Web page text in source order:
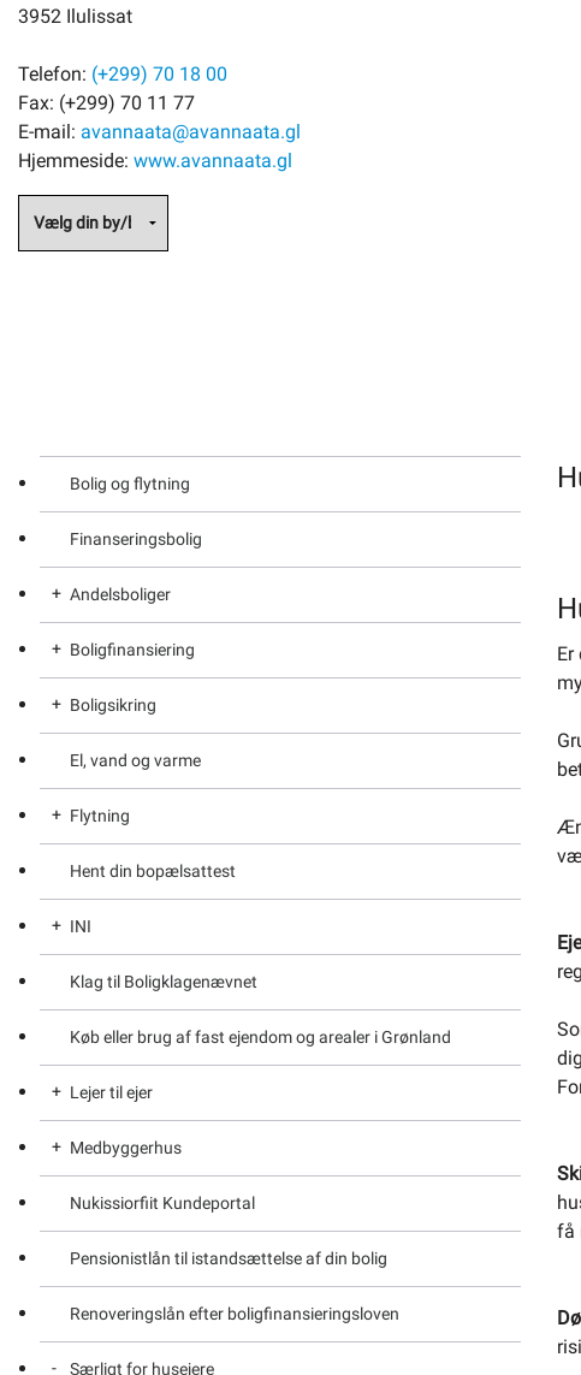
3952 Ilulissat
Telefon: (+299) 70 18 00
Fax: (+299) 70 11 77
E-mail: avannaata@avannaata.gl
Hjemmeside: www.avannaata.gl
Bolig og flytning
Finanseringsbolig
Andelsboliger
Finansieringsmuligheder for andelsboligforeninger
Om andelsboliger
Boligfinansiering
Boligfinansieringslån til nyopførte boliger
Generelt om boligfinansieringsloven
Boligsikring
Ansøg om boligsikring
El, vand og varme
Flytning
Borger i Norden – flytte, arbejde og bo
Huskeliste til når du skal flytte
Meld flytning til kommunen
Mentorordning ILIK
Til- eller afmeld natrenovation
Til- og afmeld dagrenovation
Hent din bopælsattest
INI
Benyt INI’s selvbetjening – Oplysninger til INI beboer
Oplysninger til INI beboer
Oplysninger til INI boligsøger
Opret dig som bruger og skriv dig op til INIs
boligventeliste -Til INI Boligsøger
Klag til Boligklagenævnet
Køb eller brug af fast ejendom og arealer i Grønland
Lejer til ejer
Ejerforeninger – Generelt om
Lejer til ejer ordningen
Medbyggerhus
Medbyggerhuse
Nukissiorfiit Kundeportal
Pensionistlån til istandsættelse af din bolig
Renoveringslån efter boligfinansieringsloven
Særligt for husejere
Er
få